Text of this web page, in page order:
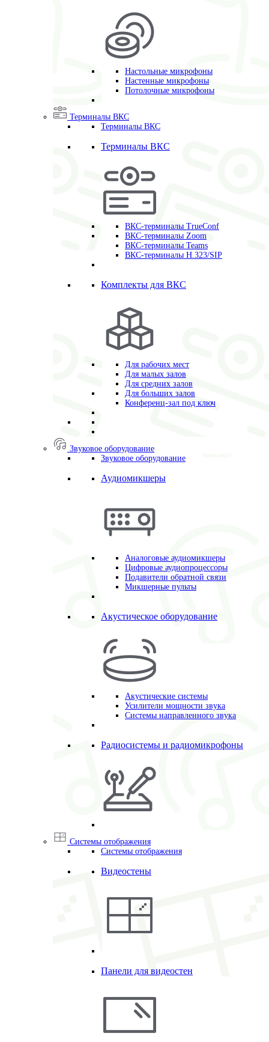
Настольные микрофоны
Настенные микрофоны
Потолочные микрофоны
Терминалы ВКС
Терминалы ВКС
Терминалы ВКС
ВКС-терминалы TrueConf
ВКС-терминалы Zoom
ВКС-терминалы Teams
ВКС-терминалы H.323/SIP
Комплекты для ВКС
Для рабочих мест
Для малых залов
Для средних залов
Для больших залов
Конференц-зал под ключ
Звуковое оборудование
Звуковое оборудование
Аудиомикшеры
Аналоговые аудиомикшеры
Цифровые аудиопроцессоры
Подавители обратной связи
Микшерные пульты
Акустическое оборудование
Акустические системы
Усилители мощности звука
Системы направленного звука
Радиосистемы и радиомикрофоны
Системы отображения
Системы отображения
Видеостены
Панели для видеостен